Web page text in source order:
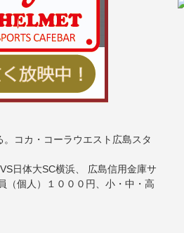
コカ・コーラウエスト広島スタ
日体大SC横浜、 広島信用金庫サ
（個人）１０００円、小・中・高